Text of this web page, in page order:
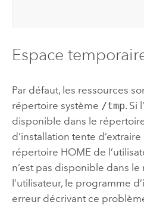
Espace
Par défaut, les ressources
répertoire système /tmp. Si
disponible dans le
d’installation tente
répertoire HOME de
n’est pas disponible dans
l’utilisateur, le programme
erreur décrivant ce